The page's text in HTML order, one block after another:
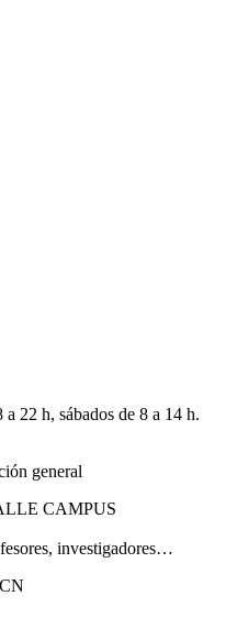
22 h, sábados de 8 a 14 h.
general
CAMPUS
investigadores…